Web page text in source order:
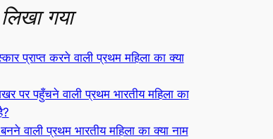
गया
प्राप्त करने वाली प्रथम महिला का क्या
पर पहुँचने वाली प्रथम भारतीय महिला का
वाली प्रथम भारतीय महिला का क्या नाम